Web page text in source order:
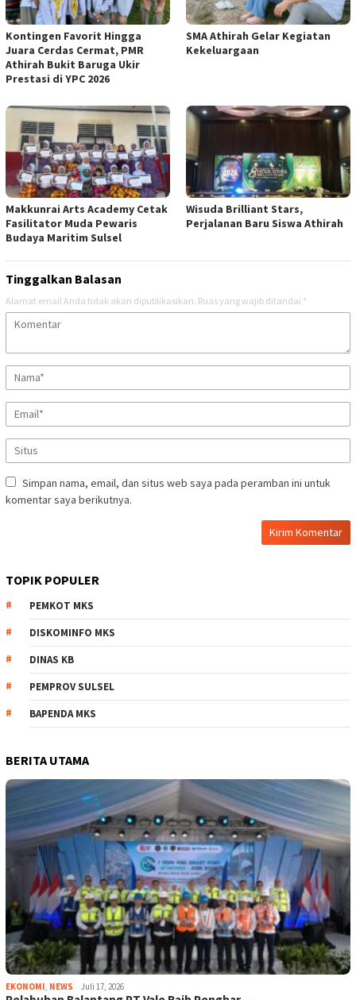
Kontingen Favorit Hingga
Juara Cerdas Cermat, PMR
Athirah Bukit Baruga Ukir
Prestasi di YPC 2026
SMA Athirah Gelar Kegiatan
Kekeluargaan
Makkunrai Arts Academy Cetak
Fasilitator Muda Pewaris
Budaya Maritim Sulsel
Wisuda Brilliant Stars,
Perjalanan Baru Siswa Athirah
Tinggalkan Balasan
Alamat email Anda tidak akan dipublikasikan. Ruas yang wajib ditandai *
Simpan nama, email, dan situs web saya pada peramban ini untuk
komentar saya berikutnya.
TOPIK POPULER
PEMKOT MKS
DISKOMINFO MKS
DINAS KB
PEMPROV SULSEL
BAPENDA MKS
BERITA UTAMA
EKONOMI, NEWS Juli 17, 2026